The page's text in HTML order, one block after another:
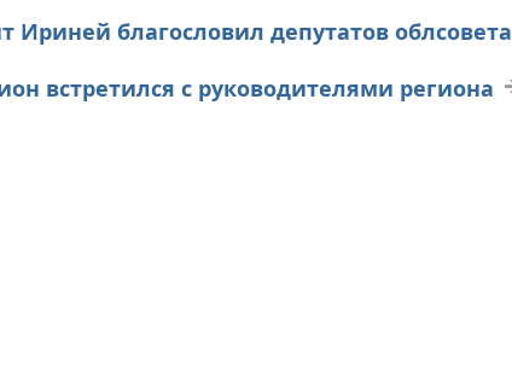
благословил депутатов облсовета
встретился с руководителями региона